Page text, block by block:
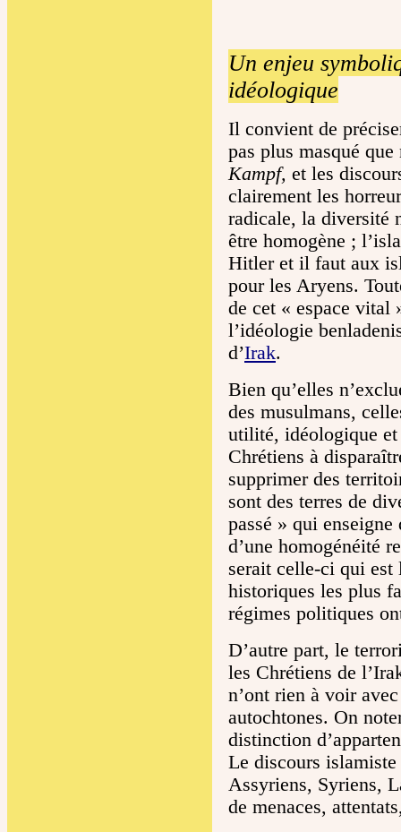
Un enjeu
idéologique
Il convient de
pas plus masqué
Kampf, et les
clairement les
radicale, la diversité
être homogène ;
Hitler et il faut aux
pour les Aryens.
de cet « espace vital
l’idéologie
d’Irak.
Bien qu’elles
des musulmans,
utilité, idéologique et
Chrétiens à
supprimer des
sont des terres de
passé » qui
d’une homogénéité
serait celle-ci qui
historiques les plus
régimes politiques
D’autre part, le
les Chrétiens de
n’ont rien à voir
autochtones. On
distinction
Le discours
Assyriens, Syriens,
de menaces,